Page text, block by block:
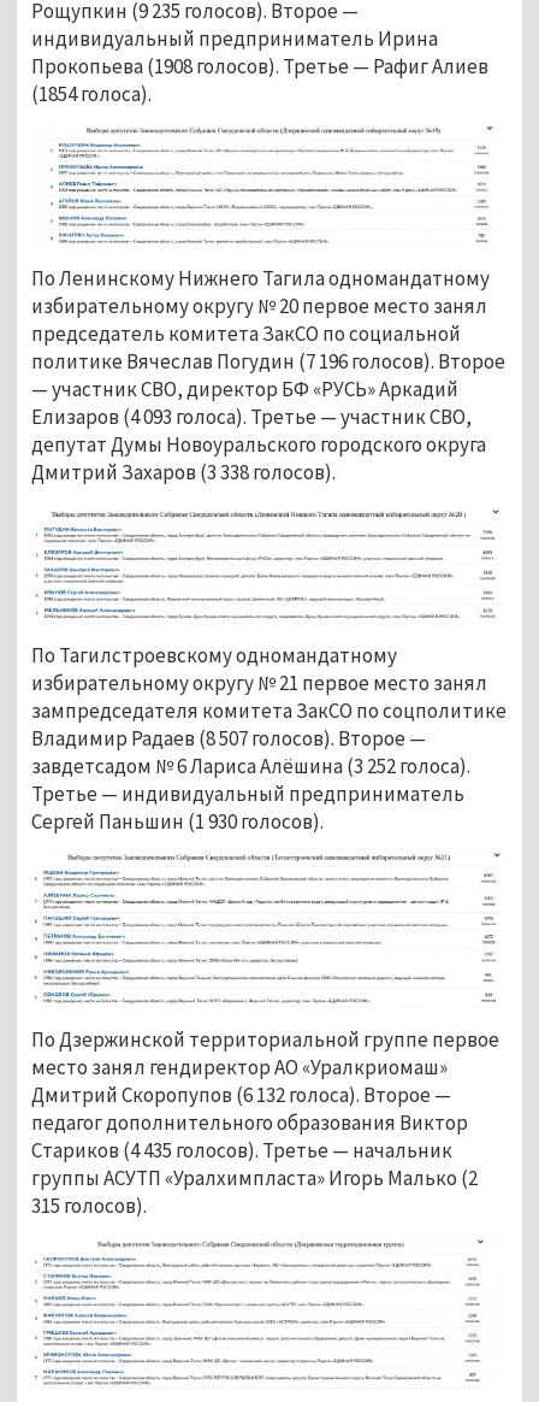
Рощупкин (9 235 голосов). Второе —
индивидуальный предприниматель Ирина
Прокопьева (1908 голосов). Третье — Рафиг Алиев
(1854 голоса).
По Ленинскому Нижнего Тагила одномандатному
избирательному округу № 20 первое место занял
председатель комитета ЗакСО по социальной
политике Вячеслав Погудин (7 196 голосов). Второе
— участник СВО, директор БФ «РУСЬ» Аркадий
Елизаров (4 093 голоса). Третье — участник СВО,
депутат Думы Новоуральского городского округа
Дмитрий Захаров (3 338 голосов).
По Тагилстроевскому одномандатному
избирательному округу № 21 первое место занял
зампредседателя комитета ЗакСО по соцполитике
Владимир Радаев (8 507 голосов). Второе —
завдетсадом № 6 Лариса Алёшина (3 252 голоса).
Третье — индивидуальный предприниматель
Сергей Паньшин (1 930 голосов).
По Дзержинской территориальной группе первое
место занял гендиректор АО «Уралкриомаш»
Дмитрий Скоропупов (6 132 голоса). Второе —
педагог дополнительного образования Виктор
Стариков (4 435 голосов). Третье — начальник
группы АСУТП «Уралхимпласта» Игорь Малько (2
315 голосов).